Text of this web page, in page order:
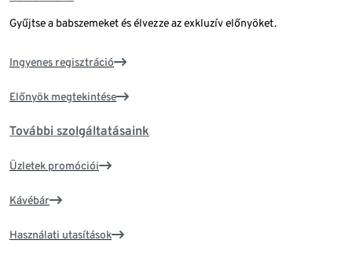
Gyűjtse a babszemeket és élvezze az exkluzív előnyöket.
Ingyenes regisztráció
Előnyök megtekintése
További szolgáltatásaink
Üzletek promóciói
Kávébár
Használati utasítások